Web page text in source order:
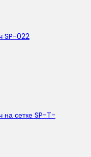
SP-022
на сетке SP-T-